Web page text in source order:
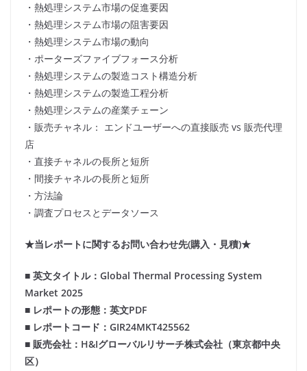
・熱処理システム市場の促進要因
・熱処理システム市場の阻害要因
・熱処理システム市場の動向
・ポーターズファイブフォース分析
・熱処理システムの製造コスト構造分析
・熱処理システムの製造工程分析
・熱処理システムの産業チェーン
・販売チャネル： エンドユーザーへの直接販売 vs 販売代理
店
・直接チャネルの長所と短所
・間接チャネルの長所と短所
・方法論
・調査プロセスとデータソース
★当レポートに関するお問い合わせ先(購入・見積)★
■ 英文タイトル：Global Thermal Processing System
Market 2025
■ レポートの形態：英文PDF
■ レポートコード：GIR24MKT425562
■ 販売会社：H&Iグローバルリサーチ株式会社（東京都中央
区）